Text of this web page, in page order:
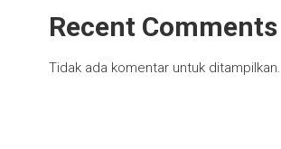
Recent Comments
Tidak ada komentar untuk ditampilkan.